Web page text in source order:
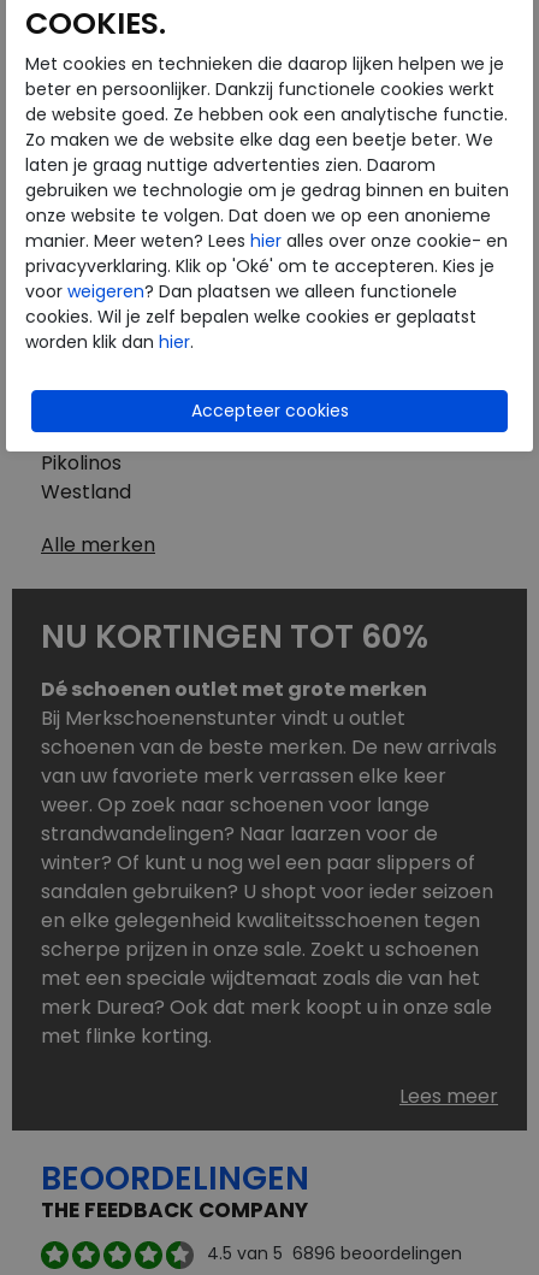
Gabor
Piedi Nudi
Pikolinos
Solidus
Think
Waldlaufer
Westland
Wolky
Herenschoenen
Australian
Birkenstock
Clarks
Mephisto
Pikolinos
Westland
Alle merken
NU KORTINGEN TOT 60%
Dé schoenen outlet met grote merken
Bij Merkschoenenstunter vindt u outlet
schoenen van de beste merken. De new arrivals
van uw favoriete merk verrassen elke keer
weer. Op zoek naar schoenen voor lange
strandwandelingen? Naar laarzen voor de
winter? Of kunt u nog wel een paar slippers of
sandalen gebruiken? U shopt voor ieder seizoen
en elke gelegenheid kwaliteitsschoenen tegen
scherpe prijzen in onze sale. Zoekt u schoenen
met een speciale wijdtemaat zoals die van het
merk Durea? Ook dat merk koopt u in onze sale
met flinke korting.
Schoenen heeft u nooit genoeg. Goedkope
schoenen, maar dus wel van topmerken,
aanbod is zo compleet dat u altijd wel een
passend paar vindt.
Welke schoenmerken vindt u in onze online
Lees meer
BEOORDELINGEN
THE FEEDBACK COMPANY
4.5 van 5 6896 beoordelingen
COOKIES.
Met cookies en technieken die daarop lijken helpen we je
beter en persoonlijker. Dankzij functionele cookies werkt
de website goed. Ze hebben ook een analytische functie.
Zo maken we de website elke dag een beetje beter. We
laten je graag nuttige advertenties zien. Daarom
gebruiken we technologie om je gedrag binnen en buiten
onze website te volgen. Dat doen we op een anonieme
manier. Meer weten? Lees hier alles over onze cookie- en
privacyverklaring. Klik op 'Oké' om te accepteren. Kies je
voor weigeren? Dan plaatsen we alleen functionele
cookies. Wil je zelf bepalen welke cookies er geplaatst
worden klik dan hier.